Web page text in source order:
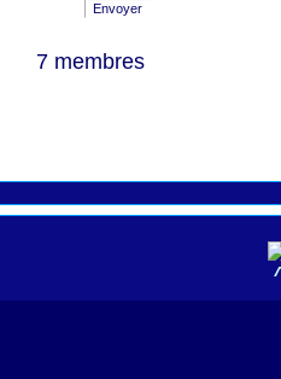
Envoyer
7 membres